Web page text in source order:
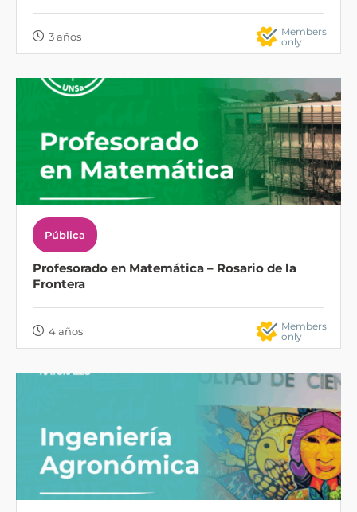
3 años
Members
only
Pública
Profesorado en Matemática – Rosario de la
Frontera
4 años
Members
only